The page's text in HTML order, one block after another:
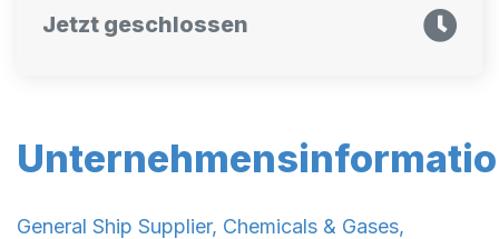
General Ship Supplier, Chemicals & Gases,
Jetzt geschlossen